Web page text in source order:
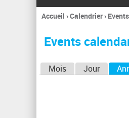
Vous
ici
Accueil ›Calendrier›
Events
Mois Jour